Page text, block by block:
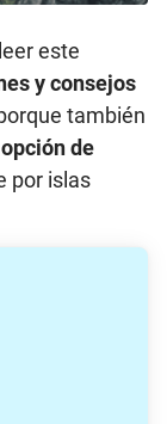
este
y consejos
también
opción de
por islas